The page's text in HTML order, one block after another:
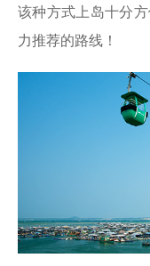
该种方式上岛十分
力推荐的路线！